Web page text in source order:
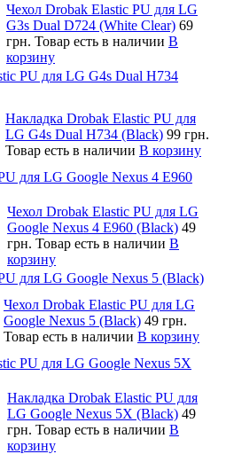
Чехол Drobak Elastic PU для LG
G3s Dual D724 (White Clear) 69
грн. Товар есть в наличии В
корзину
PU для LG G4s Dual H734
Накладка Drobak Elastic PU для
LG G4s Dual H734 (Black) 99 грн.
Товар есть в наличии В корзину
для LG Google Nexus 4 E960
Чехол Drobak Elastic PU для LG
Google Nexus 4 E960 (Black) 49
грн. Товар есть в наличии В
корзину
для LG Google Nexus 5 (Black)
Чехол Drobak Elastic PU для LG
Google Nexus 5 (Black) 49 грн.
Товар есть в наличии В корзину
PU для LG Google Nexus 5X
Накладка Drobak Elastic PU для
LG Google Nexus 5X (Black) 49
грн. Товар есть в наличии В
корзину